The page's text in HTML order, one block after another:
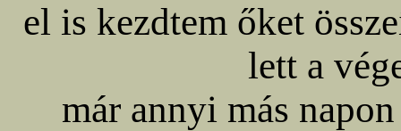
el is kezdtem őket
lett a
már annyi más